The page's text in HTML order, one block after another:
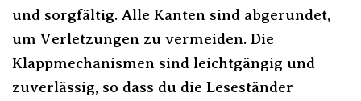
und sorgfältig. Alle Kanten sind abgerundet,
um Verletzungen zu vermeiden. Die
Klappmechanismen sind leichtgängig und
zuverlässig, so dass du die Leseständer